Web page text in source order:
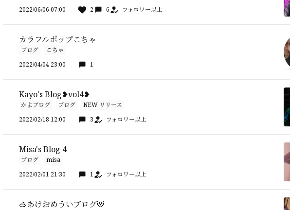
2022/06/06 07:00
2 6 フォロワー以上
カラフルポップこちゃ
ブログ
こちゃ
2022/04/04 23:00
1
Kayo's Blog❥vol4❥
かよブログ ブログ
NEW リリース
2022/02/18 12:00
3 フォロワー以上
Misa's Blog 4
ブログ
misa
2022/02/01 21:30
1 フォロワー以上
🎍あけおめういブログ🐯